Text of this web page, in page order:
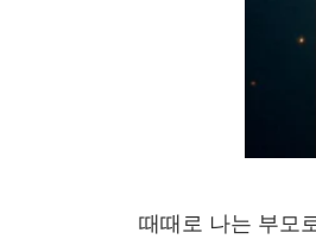
때때로 나는 부모